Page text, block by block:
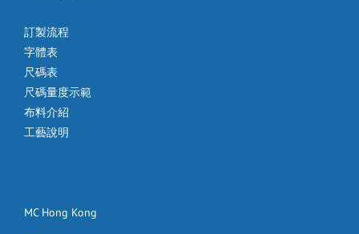
訂製流程
字體表
尺碼表
尺碼量度示範
布料介紹
工藝說明
MC Hong Kong